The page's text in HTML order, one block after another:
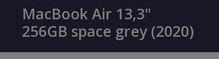
MacBook Air 13,3"
256GB space grey (2020)